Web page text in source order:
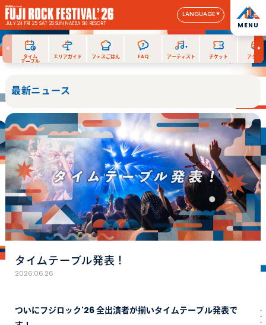
JULY 24 FRI 25 SAT 26 SUNNAEBA SKI RESORT
LANGUAGE
MENU
タイム
テーブル
エリアガイド フェスごはん FAQ アーティスト チケット アクセス
最新ニュース
タイムテーブル発表！
2026.06.26
ついにフジロック'26 全出演者が揃いタイムテーブル発表で